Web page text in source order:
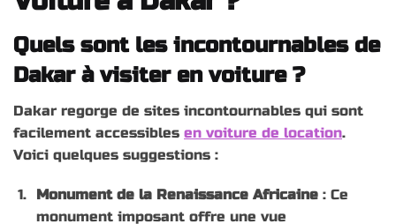
Quels sont les incontournables de
Dakar à visiter en voiture ?
Dakar regorge de sites incontournables qui sont
facilement accessibles en voiture de location.
Voici quelques suggestions :
Monument de la Renaissance Africaine : Ce
monument imposant offre une vue